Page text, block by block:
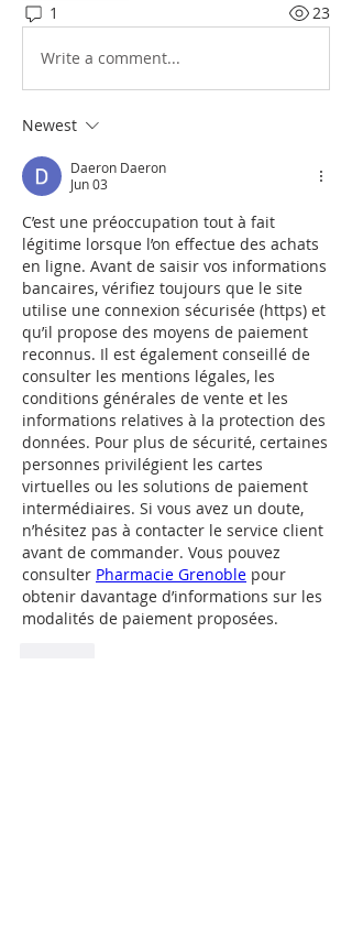
1 23
Write a comment...
Newest
Daeron Daeron
Jun 03
C’est une préoccupation tout à fait
légitime lorsque l’on effectue des achats
en ligne. Avant de saisir vos informations
bancaires, vérifiez toujours que le site
utilise une connexion sécurisée (https) et
qu’il propose des moyens de paiement
reconnus. Il est également conseillé de
consulter les mentions légales, les
conditions générales de vente et les
informations relatives à la protection des
données. Pour plus de sécurité, certaines
personnes privilégient les cartes
virtuelles ou les solutions de paiement
intermédiaires. Si vous avez un doute,
n’hésitez pas à contacter le service client
avant de commander. Vous pouvez
consulter Pharmacie Grenoble pour
obtenir davantage d’informations sur les
modalités de paiement proposées.